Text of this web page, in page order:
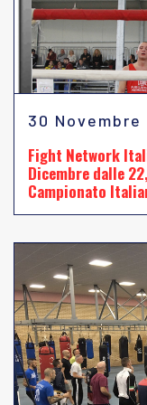
30 Novembre
Fight Network
Dicembre dalle
Campionato